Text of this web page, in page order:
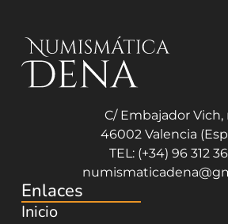
C/ Embajador Vich,
46002 Valencia
TEL: (+34) 96 312
Enlaces
Inicio